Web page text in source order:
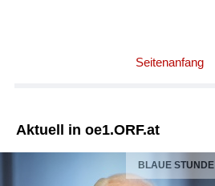
Seitenanfang
Aktuell in oe1.ORF.at
BLAUE STUNDE